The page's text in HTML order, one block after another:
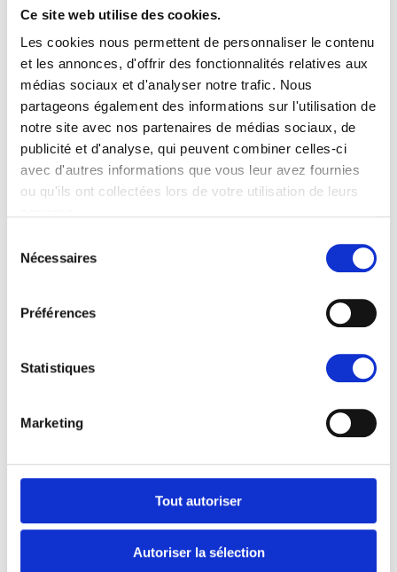
Ce site web utilise des cookies.
Les cookies nous permettent de personnaliser le contenu
et les annonces, d'offrir des fonctionnalités relatives aux
médias sociaux et d'analyser notre trafic. Nous
partageons également des informations sur l'utilisation de
notre site avec nos partenaires de médias sociaux, de
publicité et d'analyse, qui peuvent combiner celles-ci
avec d'autres informations que vous leur avez fournies
ou qu'ils ont collectées lors de votre utilisation de leurs
Nécessaires
Préférences
Statistiques
Marketing
Tout autoriser
Autoriser la sélection
Le tireur pousseur électrique M10 est la solution idéale